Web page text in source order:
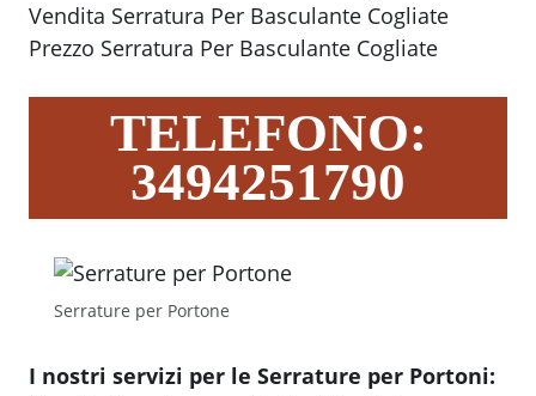
Vendita Serratura Per Basculante Cogliate
Prezzo Serratura Per Basculante Cogliate
TELEFONO:
3494251790
Serrature per Portone
I nostri servizi per le Serrature per Portoni: